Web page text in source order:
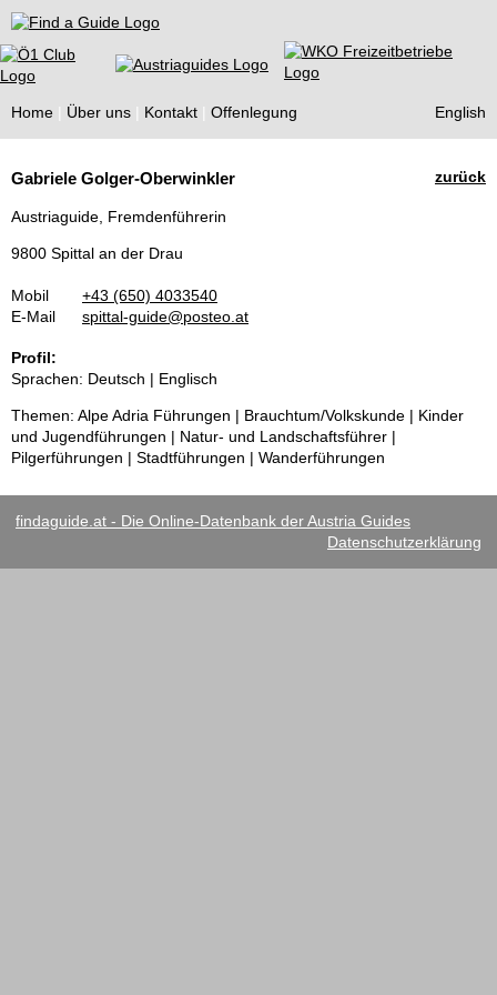
Find a Guide
Home Über uns Kontakt Offenlegung English
Guides
zurück
Gabriele Golger-Oberwinkler
Austriaguide, Fremdenführerin
9800 Spittal an der Drau
Mobil
+43 (650) 4033540
E-Mail
spittal-guide@posteo.at
Profil:
Sprachen: Deutsch | Englisch
Themen: Alpe Adria Führungen | Brauchtum/Volkskunde | Kinder
und Jugendführungen | Natur- und Landschaftsführer |
Pilgerführungen | Stadtführungen | Wanderführungen
findaguide.at - Die Online-Datenbank der Austria Guides
Datenschutzerklärung